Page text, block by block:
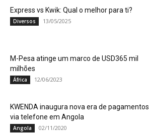
Express vs Kwik: Qual o melhor para ti?
Diversos 13/05/2025
M-Pesa atinge um marco de USD365 mil
milhões
África 12/06/2023
KWENDA inaugura nova era de pagamentos
via telefone em Angola
Angola 02/11/2020